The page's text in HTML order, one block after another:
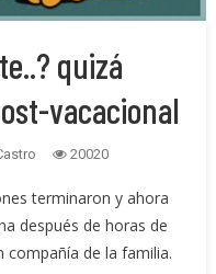
quizá
vacacional
20020
terminaron y ahora
después de horas de
compañía de la familia.